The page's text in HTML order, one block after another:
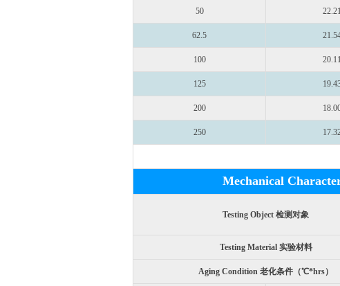
50 22.21
62.5
100 20.11
125
200
250
Mechanical
Testing Object 检测对象
Testing Material 实验材料
Aging Condition 老化条件（℃*hrs）